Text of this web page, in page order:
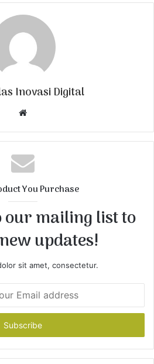
Inovasi Digital
b
s
i
You Purchase
our mailing list to
updates!
sit amet, consectetur.